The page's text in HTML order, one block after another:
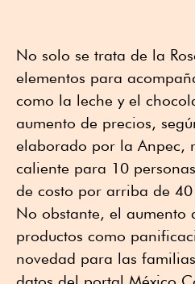
No solo se trata de la
elementos para
como la leche y el
aumento de precios,
elaborado por la Anpec,
caliente para 10
de costo por arriba de
No obstante, el aumento
productos como
novedad para las